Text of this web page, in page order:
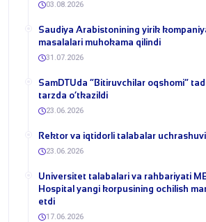
03.08.2026
​Saudiya Arabistonining yirik
masalalari muhokama qilindi
31.07.2026
​SamDTUda “Bitiruvchilar oqshomi”
tarzda o‘tkazildi
23.06.2026
​Rektor va iqtidorli talabalar
23.06.2026
Universitet talabalari va rahbariyati
Hospital yangi korpusining ochilish
etdi
17.06.2026